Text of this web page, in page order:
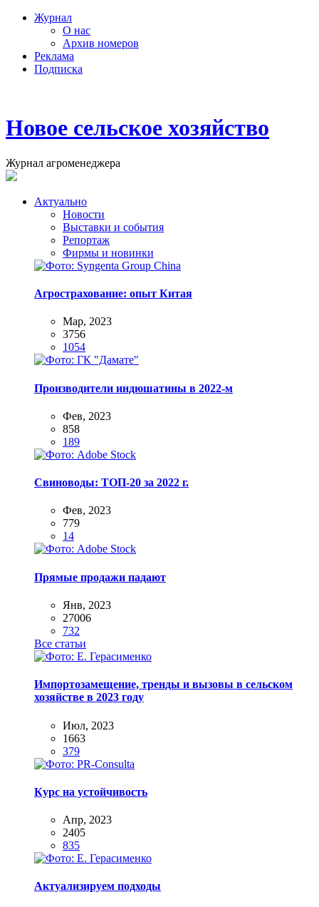
Журнал
О нас
Архив номеров
Реклама
Подписка
Новое сельское хозяйство
Журнал агроменеджера
Актуально
Новости
Выставки и события
Репортаж
Фирмы и новинки
Агрострахование: опыт Китая
Мар, 2023
3756
1054
Производители индюшатины в 2022-м
Фев, 2023
858
189
Свиноводы: ТОП-20 за 2022 г.
Фев, 2023
779
14
Прямые продажи падают
Янв, 2023
27006
732
Все статьи
Импортозамещение, тренды и вызовы в сельском
хозяйстве в 2023 году
Июл, 2023
1663
379
Курс на устойчивость
Апр, 2023
2405
835
Актуализируем подходы